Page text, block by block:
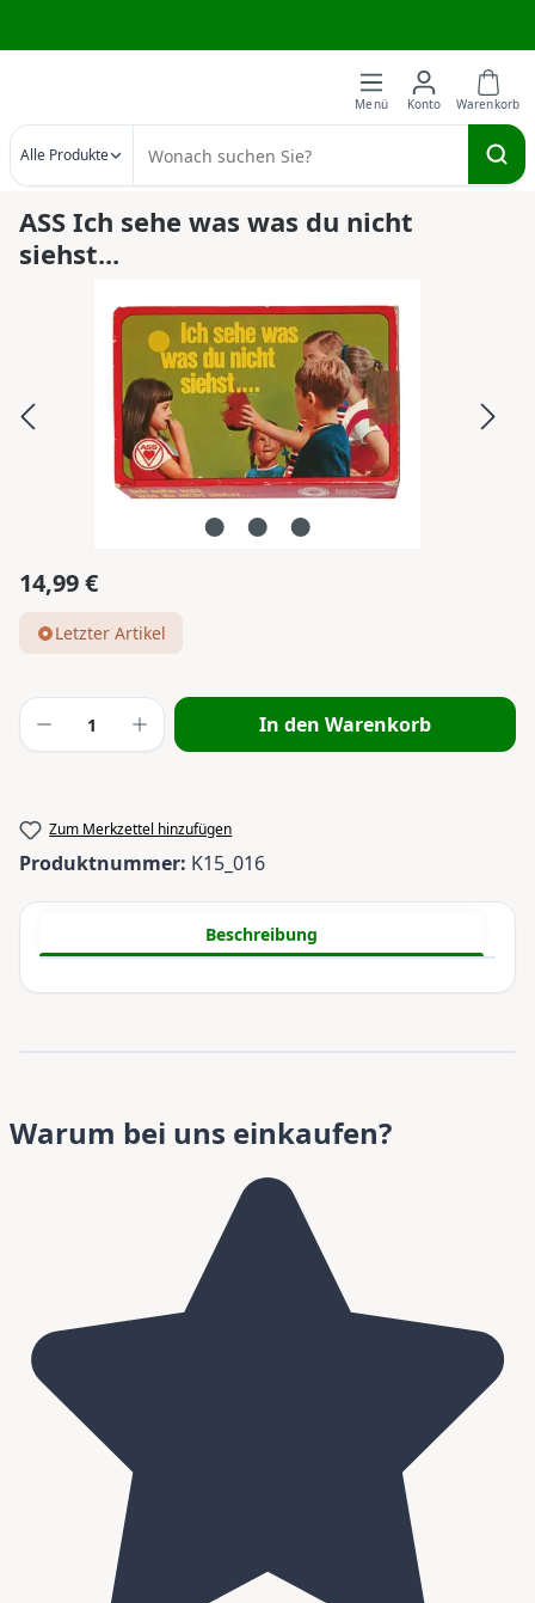
Alle Produkte
ASS Ich sehe was was du nicht
siehst...
Regulärer Preis:
14,99 €
Letzter Artikel
Produkt Anzahl: Gib den gewünschten
In den Warenkorb
Zum Merkzettel hinzufügen
Produktnummer: K15_016
Beschreibung
Warum bei uns einkaufen?